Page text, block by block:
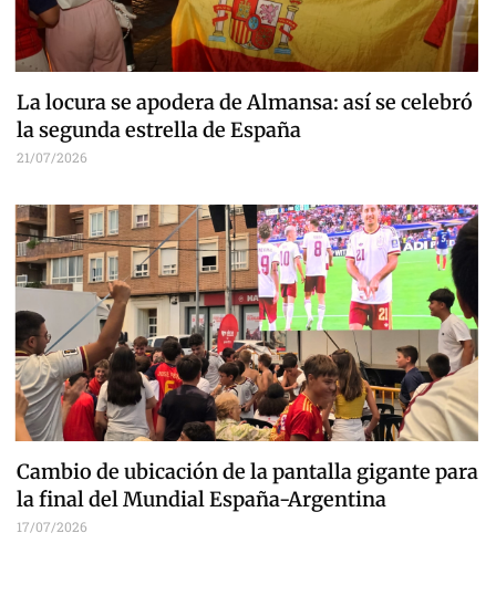
La locura se apodera de Almansa: así se celebró
la segunda estrella de España
21/07/2026
Cambio de ubicación de la pantalla gigante para
la final del Mundial España-Argentina
17/07/2026